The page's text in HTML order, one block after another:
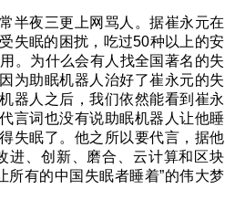
半夜三更上网骂人。据崔永元在
失眠的困扰，吃过50种以上的安
。为什么会有人找全国著名的失
为助眠机器人治好了崔永元的失
器人之后，我们依然能看到崔永
言词也没有说助眠机器人让他睡
失眠了。他之所以要代言，据他
进、创新、磨合、云计算和区块
所有的中国失眠者睡着”的伟大梦